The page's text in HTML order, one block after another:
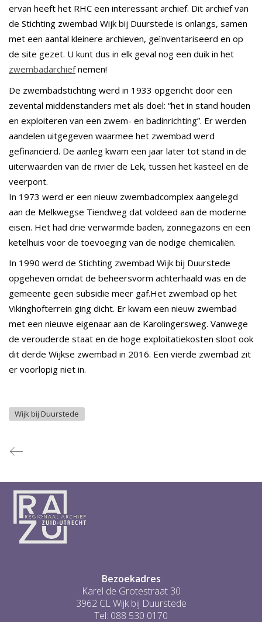
ervan heeft het RHC een interessant archief. Dit archief van
de Stichting zwembad Wijk bij Duurstede is onlangs, samen
met een aantal kleinere archieven, geïnventariseerd en op
de site gezet. U kunt dus in elk geval nog een duik in het
zwembadarchiefnemen!
De zwembadstichting werd in 1933 opgericht door een
zevental middenstanders met als doel: “het in stand houden
en exploiteren van een zwem- en badinrichting”. Er werden
aandelen uitgegeven waarmee het zwembad werd
gefinancierd. De aanleg kwam een jaar later tot stand in de
uiterwaarden van de rivier de Lek, tussen het kasteel en de
veerpont.
In 1973 werd er een nieuw zwembadcomplex aangelegd
aan de Melkwegse Tiendweg dat voldeed aan de moderne
eisen. Het had drie verwarmde baden, zonnegazons en een
ketelhuis voor de toevoeging van de nodige chemicaliën.
In 1990 werd de Stichting zwembad Wijk bij Duurstede
opgeheven omdat de beheersvorm achterhaald was en de
gemeente geen subsidie meer gaf.Het zwembad op het
Vikinghofterrein ging dicht. Er kwam een nieuw zwembad
met een nieuwe eigenaar aan de Karolingersweg. Vanwege
de verouderde staat en de hoge exploitatiekosten sloot ook
dit derde Wijkse zwembad in 2016. Een vierde zwembad zit
er voorlopig niet in.
Wijk bij Duurstede
Bezoekadres
Karel de Grotestraat 30
3962 CL Wijk bij Duurstede
Tel: 088 530 0170